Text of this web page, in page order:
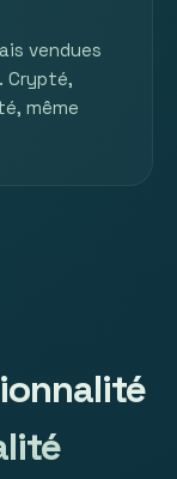
vendues
Crypté,
même